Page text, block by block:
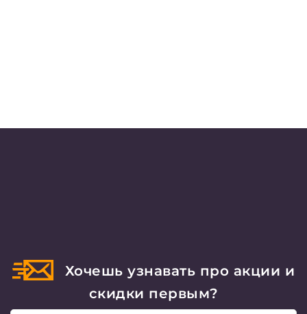
Хочешь узнавать про акции и
скидки первым?